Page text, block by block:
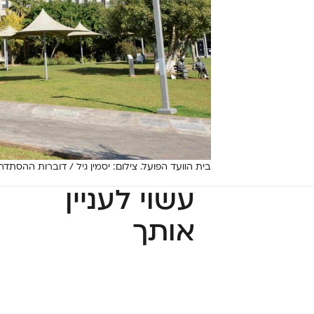
בית הוועד הפועל. צילום: יסמין גיל / דוברות
עשוי לעניין
אותך